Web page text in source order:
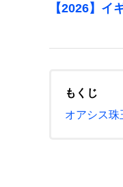
【2026】イ
もくじ
オアシス珠